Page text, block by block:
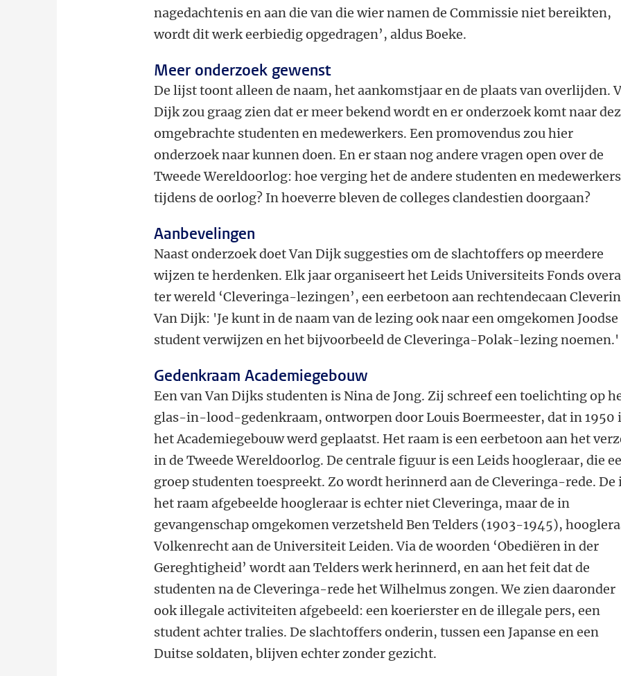
nagedachtenis en aan die van die wier namen de Commissie niet bereikten,
wordt dit werk eerbiedig opgedragen’, aldus Boeke.
Meer onderzoek gewenst
De lijst toont alleen de naam, het aankomstjaar en de plaats van overlijden.
Dijk zou graag zien dat er meer bekend wordt en er onderzoek komt naar
omgebrachte studenten en medewerkers. Een promovendus zou hier
onderzoek naar kunnen doen. En er staan nog andere vragen open over de
Tweede Wereldoorlog: hoe verging het de andere studenten en medewerkers
tijdens de oorlog? In hoeverre bleven de colleges clandestien doorgaan?
Aanbevelingen
Naast onderzoek doet Van Dijk suggesties om de slachtoffers op meerdere
wijzen te herdenken. Elk jaar organiseert het Leids Universiteits Fonds
ter wereld ‘Cleveringa-lezingen’, een eerbetoon aan rechtendecaan
Van Dijk: 'Je kunt in de naam van de lezing ook naar een omgekomen Joodse
student verwijzen en het bijvoorbeeld de Cleveringa-Polak-lezing noemen.'
Gedenkraam Academiegebouw
Een van Van Dijks studenten is Nina de Jong. Zij schreef een toelichting op
glas-in-lood-gedenkraam, ontworpen door Louis Boermeester, dat in 1950
het Academiegebouw werd geplaatst. Het raam is een eerbetoon aan het
in de Tweede Wereldoorlog. De centrale figuur is een Leids hoogleraar, die
groep studenten toespreekt. Zo wordt herinnerd aan de Cleveringa-rede. De
het raam afgebeelde hoogleraar is echter niet Cleveringa, maar de in
gevangenschap omgekomen verzetsheld Ben Telders (1903-1945),
Volkenrecht aan de Universiteit Leiden. Via de woorden ‘Obediëren in der
Gereghtigheid’ wordt aan Telders werk herinnerd, en aan het feit dat de
studenten na de Cleveringa-rede het Wilhelmus zongen. We zien daaronder
ook illegale activiteiten afgebeeld: een koerierster en de illegale pers, een
student achter tralies. De slachtoffers onderin, tussen een Japanse en een
Duitse soldaten, blijven echter zonder gezicht.